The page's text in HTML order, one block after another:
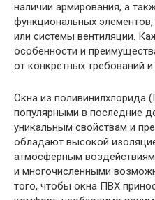
наличии армирования, а
функциональных
или системы вентиляции.
особенности и
от конкретных требований
Окна из поливинилхлорида
популярными в последние
уникальным свойствам и
обладают высокой
атмосферным
и многочисленными
того, чтобы окна ПВХ